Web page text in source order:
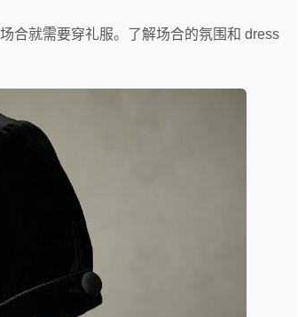
合就需要穿礼服。了解场合的氛围和 dress